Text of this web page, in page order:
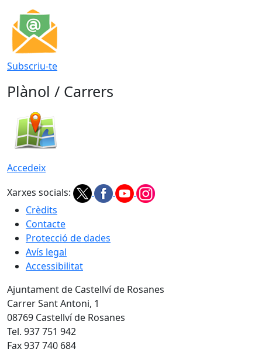
Subscriu-te
Plànol / Carrers
Accedeix
Xarxes socials:
Crèdits
Contacte
Protecció de dades
Avís legal
Accessibilitat
Ajuntament de Castellví de Rosanes
Carrer Sant Antoni, 1
08769 Castellví de Rosanes
Tel. 937 751 942
Fax 937 740 684